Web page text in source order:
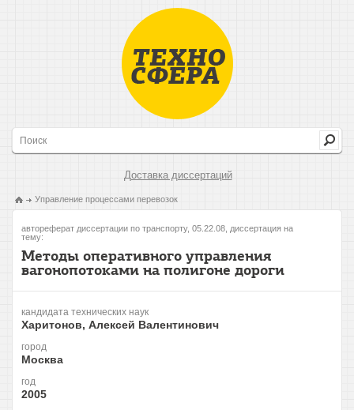
Доставка диссертаций
Управление процессами перевозок
автореферат диссертации по транспорту, 05.22.08, диссертация на
тему:
Методы оперативного управления
вагонопотоками на полигоне дороги
кандидата технических наук
Харитонов, Алексей Валентинович
город
Москва
год
2005